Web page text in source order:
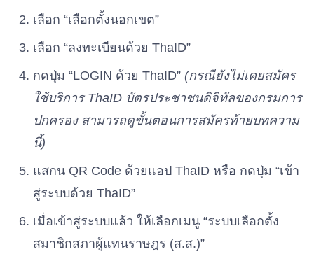
เลือก “เลือกตั้งนอกเขต”
เลือก “ลงทะเบียนด้วย ThaID”
กดปุ่ม “LOGIN ด้วย ThaID” (กรณียังไม่เคยสมัคร
ใช้บริการ ThaID บัตรประชาชนดิจิทัลของกรมการ
ปกครอง สามารถดูขั้นตอนการสมัครท้ายบทความ
นี้)
แสกน QR Code ด้วยแอป ThaID หรือ กดปุ่ม “เข้า
สู่ระบบด้วย ThaID”
เมื่อเข้าสู่ระบบแล้ว ให้เลือกเมนู “ระบบเลือกตั้ง
สมาชิกสภาผู้แทนราษฎร (ส.ส.)”